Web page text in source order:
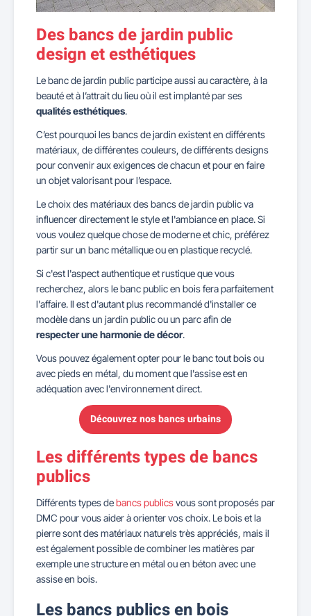
Des bancs de jardin public
design et esthétiques
Le banc de jardin public participe aussi au caractère, à la
beauté et à l’attrait du lieu où il est implanté par ses
qualités esthétiques.
C’est pourquoi les bancs de jardin existent en différents
matériaux, de différentes couleurs, de différents designs
pour convenir aux exigences de chacun et pour en faire
un objet valorisant pour l’espace.
Le choix des matériaux des bancs de jardin public va
influencer directement le style et l'ambiance en place. Si
vous voulez quelque chose de moderne et chic, préférez
partir sur un banc métallique ou en plastique recyclé.
Si c'est l'aspect authentique et rustique que vous
recherchez, alors le banc public en bois fera parfaitement
l'affaire. Il est d'autant plus recommandé d'installer ce
modèle dans un jardin public ou un parc afin de
respecter une harmonie de décor.
Vous pouvez également opter pour le banc tout bois ou
avec pieds en métal, du moment que l'assise est en
adéquation avec l'environnement direct.
Découvrez nos bancs urbains
Les différents types de bancs
publics
Différents types debancs publicsvous sont proposés par
DMC pour vous aider à orienter vos choix. Le bois et la
pierre sont des matériaux naturels très appréciés, mais il
est également possible de combiner les matières par
exemple une structure en métal ou en béton avec une
assise en bois.
Les bancs publics en bois